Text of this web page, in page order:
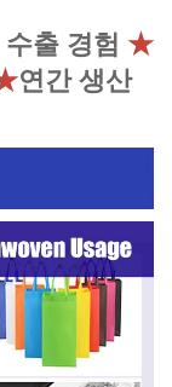
출 경험 ★
연간 생산